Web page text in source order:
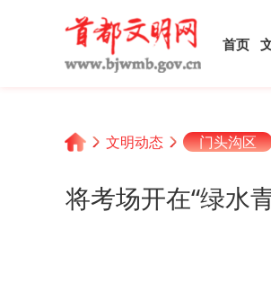
首页
文明动态 门头沟区
将考场开在“绿水